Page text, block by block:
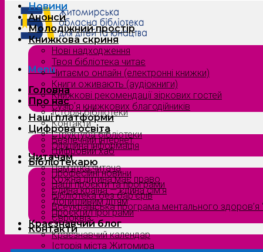
Menu
Головна
Про нас
Історія бібліотеки
Контакти
Структура бібліотеки
Офіційна інформація
Читачам
Пам’ятка читача
Кожна дитина має право
Єдина країна — єдина сім’я
Допитливим дітям
Проєкти/Програми
Краєзнавчий блог
Краєзнавчий календар
Історія міста Житомира
Новини
Анонси
Молодіжний простір
Книжкова скриня
Нові надходження
Твоя бібліотека читає
Читаємо онлайн (електронні книжки)
Книги оживають (аудіокниги)
Книжкові рекомендації зіркових гостей
Сузірʼя книжкових благодійників
Наші платформи
Цифрова освіта
Безпечний інтернет
Цифровий хаб
Бібліотекарю
Професійні новини
Наші проєкти та програми
Бібліотека без бар’єрів
Всеукраїнська програма ментального здоров’я
Євроквіз
Контакти